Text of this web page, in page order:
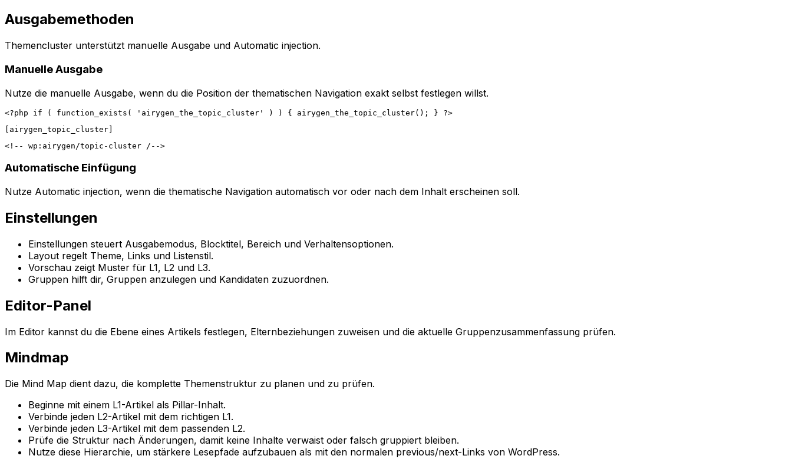
Ausgabemethoden
Themencluster unterstützt manuelle Ausgabe und Automatic injection.
Manuelle Ausgabe
Nutze die manuelle Ausgabe, wenn du die Position der thematischen Navigation exakt selbst festlegen willst.
Automatische Einfügung
Nutze Automatic injection, wenn die thematische Navigation automatisch vor oder nach dem Inhalt erscheinen soll.
Einstellungen
Einstellungen steuert Ausgabemodus, Blocktitel, Bereich und Verhaltensoptionen.
Layout regelt Theme, Links und Listenstil.
Vorschau zeigt Muster für L1, L2 und L3.
Gruppen hilft dir, Gruppen anzulegen und Kandidaten zuzuordnen.
Editor-Panel
Im Editor kannst du die Ebene eines Artikels festlegen, Elternbeziehungen zuweisen und die aktuelle Gruppenzusammenfassung prüfen.
Mindmap
Die Mind Map dient dazu, die komplette Themenstruktur zu planen und zu prüfen.
Beginne mit einem L1-Artikel als Pillar-Inhalt.
Verbinde jeden L2-Artikel mit dem richtigen L1.
Verbinde jeden L3-Artikel mit dem passenden L2.
Prüfe die Struktur nach Änderungen, damit keine Inhalte verwaist oder falsch gruppiert bleiben.
Nutze diese Hierarchie, um stärkere Lesepfade aufzubauen als mit den normalen previous/next-Links von WordPress.